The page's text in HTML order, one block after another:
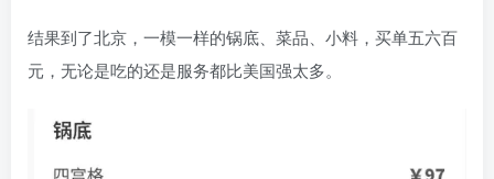
结果到了北京，一模一样的锅底、菜品、小料，买单五六百
元，无论是吃的还是服务都比美国强太多。